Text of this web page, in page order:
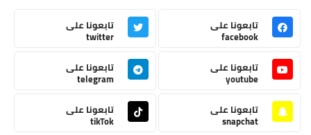
تابعونا على
facebook
تابعونا على
twitter
تابعونا على
youtube
تابعونا على
telegram
تابعونا على
snapchat
تابعونا على
tikTok